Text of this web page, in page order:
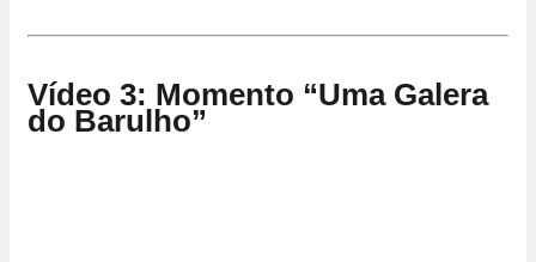
Vídeo 3: Momento “Uma Galera
do Barulho”